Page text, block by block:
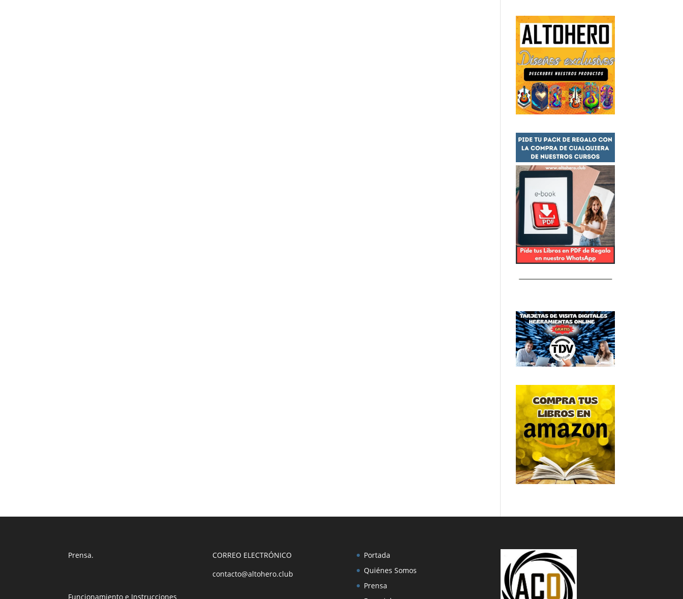
Prensa.
Funcionamiento e Instrucciones
CORREO ELECTRÓNICO
contacto@altohero.club
Portada
Quiénes Somos
Prensa